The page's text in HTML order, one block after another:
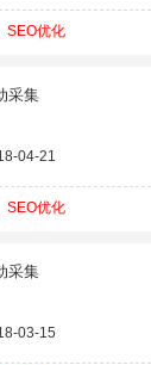
SEO优化
采集
04-21
SEO优化
采集
03-15